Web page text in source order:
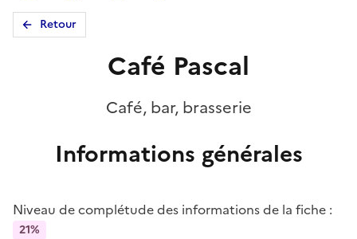
Retour
Café Pascal
Café, bar, brasserie
Informations générales
Niveau de complétude des informations de la fiche :
21%